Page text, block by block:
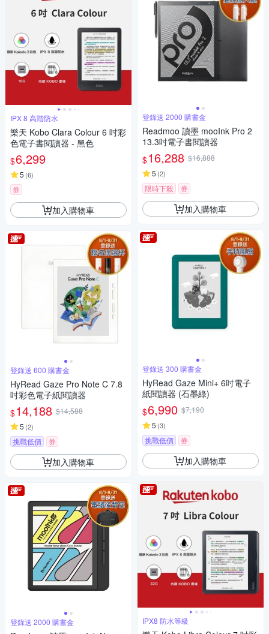
IPX 8 高階防水
樂天 Kobo Clara Colour 6 吋彩
色電子書閱讀器 - 黑色
$6,299
5 (6)
券
加入購物車
登錄送 600 購書金
HyRead Gaze Pro Note C 7.8
吋彩色電子紙閱讀器
$14,188 $14,588
5 (2)
挑戰低價 券
加入購物車
登錄送 2000 購書金
登錄送 2000 購書金
Readmoo 讀墨 mooInk Pro 2
13.3吋電子書閱讀器
$16,288 $16,888
5 (2)
限時下殺 券
加入購物車
登錄送 300 購書金
HyRead Gaze Mini+ 6吋電子
紙閱讀器 (石墨綠)
$6,990 $7,190
5 (3)
挑戰低價 券
加入購物車
IPX8 防水等級